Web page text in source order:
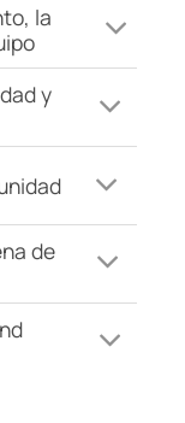
la
y
de